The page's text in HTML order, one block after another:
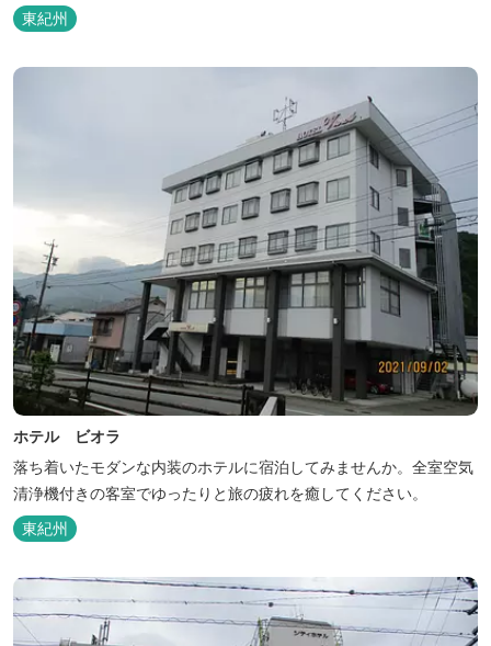
東紀州
ホテル ビオラ
落ち着いたモダンな内装のホテルに宿泊してみませんか。全室空気
清浄機付きの客室でゆったりと旅の疲れを癒してください。
東紀州